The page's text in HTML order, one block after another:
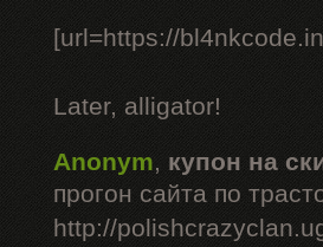
[url=https://
Later, alligator!
Anonym, купон на
прогон сайта по
http://